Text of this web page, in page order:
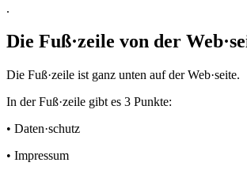
.
Die Fuß·zeile von der
Die Fuß·zeile ist ganz unten auf der Web·seite.
In der Fuß·zeile gibt es 3 Punkte:
• Daten·schutz
• Impressum